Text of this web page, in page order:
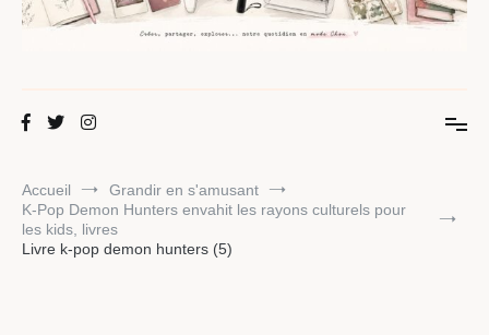
Maman Chou
Accueil
Grandir en s'amusant
K-Pop Demon Hunters envahit les rayons culturels pour
les kids, livres
Livre k-pop demon hunters (5)